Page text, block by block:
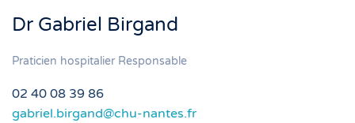
Dr Gabriel Birgand
Praticien hospitalier Responsable
02 40 08 39 86
gabriel.birgand@chu-nantes.fr